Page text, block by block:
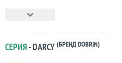
СЕРИЯ- DARCY (БРЕНД DOBRIN)